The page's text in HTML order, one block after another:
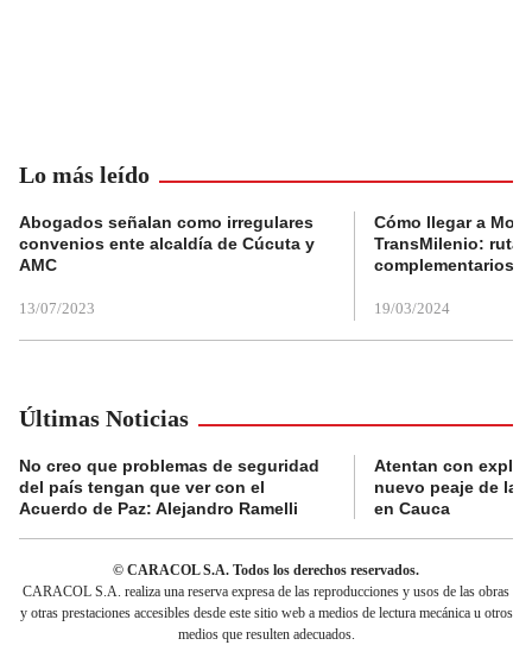
Lo más leído
Abogados señalan como irregulares
convenios ente alcaldía de Cúcuta y
AMC
13/07/2023
Cómo llegar a
TransMilenio:
complementarios
19/03/2024
Últimas Noticias
No creo que problemas de seguridad
del país tengan que ver con el
Acuerdo de Paz: Alejandro Ramelli
Atentan con
nuevo peaje de la
en Cauca
© CARACOL S.A. Todos los derechos reservados.
CARACOL S.A. realiza una reserva expresa de las reproducciones y usos de las obras
y otras prestaciones accesibles desde este sitio web a medios de lectura mecánica u otros
medios que resulten adecuados.